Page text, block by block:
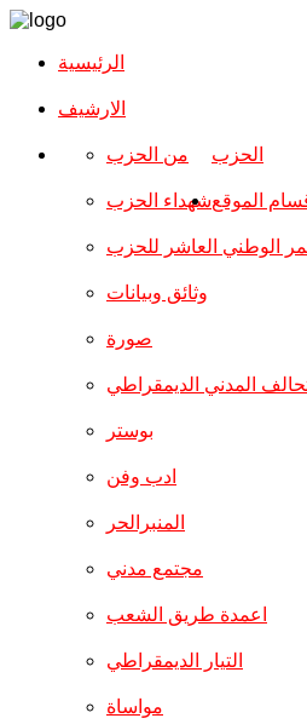
الرئيسية
الارشیف
الحزب من الحزب
شهداء الحزب
الوطني العاشر للحزب
وثائق وبيانات
الموقع
صورة
المدني الديمقراطي
بوستر
ادب وفن
المنبرالحر
مجتمع مدني
اعمدة طريق الشعب
التيار الديمقراطي
مواساة